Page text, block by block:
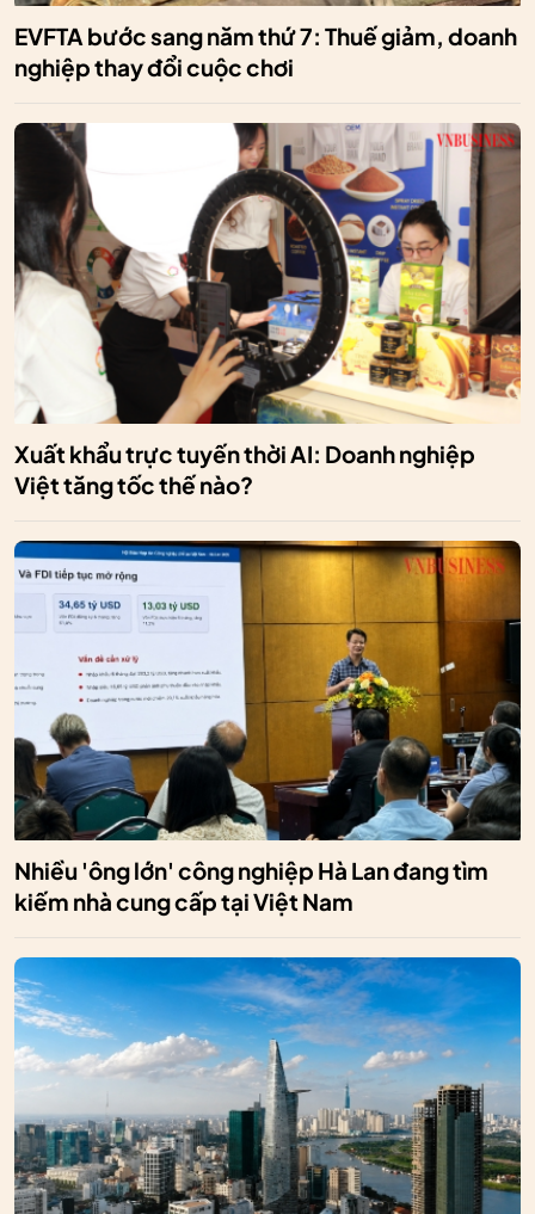
EVFTA bước sang năm thứ 7: Thuế giảm, doanh
nghiệp thay đổi cuộc chơi
Xuất khẩu trực tuyến thời AI: Doanh nghiệp
Việt tăng tốc thế nào?
Nhiều 'ông lớn' công nghiệp Hà Lan đang tìm
kiếm nhà cung cấp tại Việt Nam